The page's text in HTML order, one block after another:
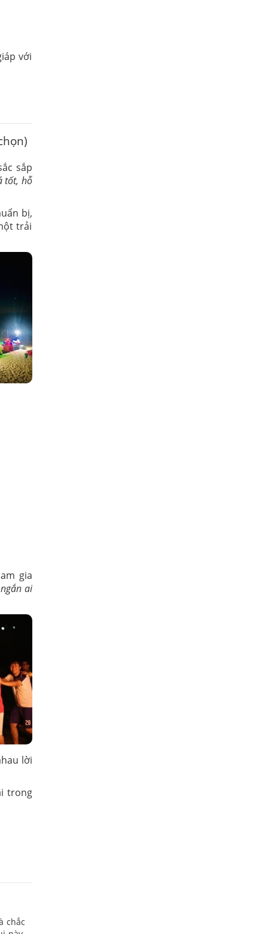
với
sắp
tốt, hỗ
bị,
trải
gia
ai
lời
trong
chắc